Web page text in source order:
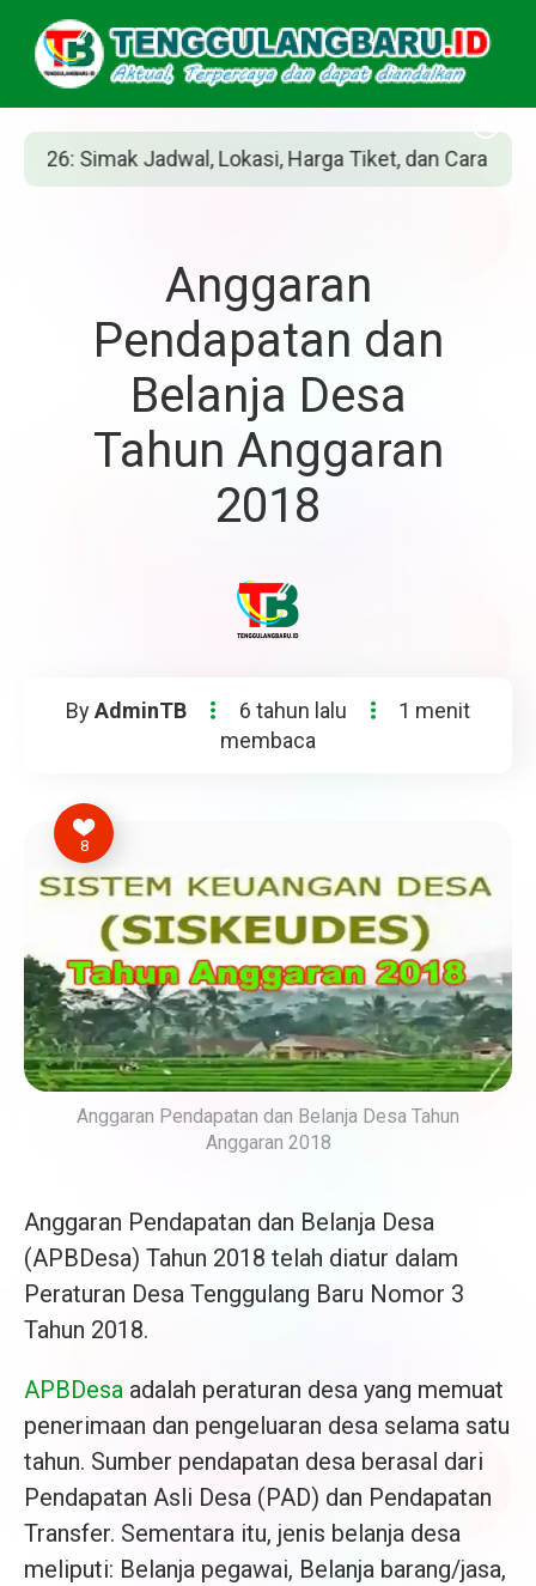
Lokasi, Harga Tiket, dan Cara Belinya
Anggaran
Pendapatan dan
Belanja Desa
Tahun Anggaran
2018
ByAdminTB 6 tahun lalu
1 menit
membaca
8
Anggaran Pendapatan dan Belanja Desa Tahun
Anggaran 2018
Anggaran Pendapatan dan Belanja Desa
(APBDesa) Tahun 2018 telah diatur dalam
Peraturan Desa Tenggulang Baru Nomor 3
Tahun 2018.
APBDesa adalah peraturan desa yang memuat
penerimaan dan pengeluaran desa selama satu
tahun. Sumber pendapatan desa berasal dari
Pendapatan Asli Desa (PAD) dan Pendapatan
Transfer. Sementara itu, jenis belanja desa
meliputi: Belanja pegawai, Belanja barang/jasa,